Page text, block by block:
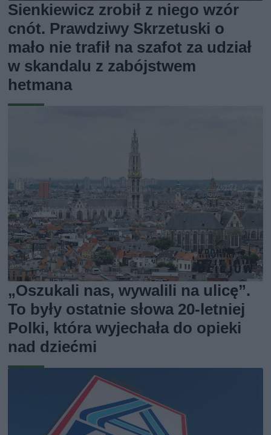
Sienkiewicz zrobił z niego wzór
cnót. Prawdziwy Skrzetuski o
mało nie trafił na szafot za udział
w skandalu z zabójstwem
hetmana
„Oszukali nas, wywalili na ulicę”.
To były ostatnie słowa 20-letniej
Polki, która wyjechała do opieki
nad dziećmi